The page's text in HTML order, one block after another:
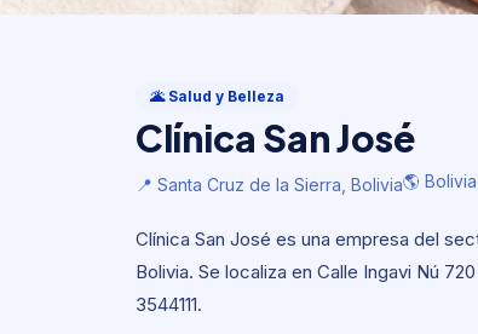
Clínica San José
🌎 Bolivia
🌋 Salud y Belleza
Clínica San José
📍 Santa Cruz de la Sierra, Bolivia🌎 Bolivia
Clínica San José es una empresa del
Bolivia. Se localiza en Calle Ingavi Nú
3544111.